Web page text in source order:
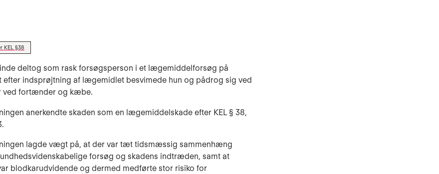
KEL §38
deltog som rask forsøgsperson i et lægemiddelforsøg på
efter indsprøjtning af lægemidlet besvimede hun og pådrog sig ved
ved fortænder og kæbe.
anerkendte skaden som en lægemiddelskade efter KEL § 38,
lagde vægt på, at der var tæt tidsmæssig sammenhæng
forsøg og skadens indtræden, samt at
blodkarudvidende og dermed medførte stor risiko for